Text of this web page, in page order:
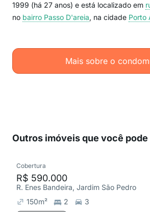
1999 (há 27 anos) e está localizado em
no bairro Passo D'areia, na cidade Porto
Mais sobre o
Outros imóveis que você
Cobertura
R$ 590.000
R. Enes Bandeira, Jardim São Pedro
150m² 2
3